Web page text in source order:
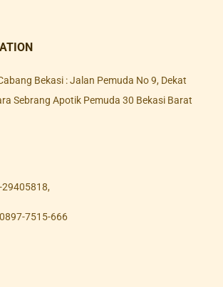
Bekasi : Jalan Pemuda No 9, Dekat
Sebrang Apotik Pemuda 30 Bekasi Barat
29405818,
0897-7515-666